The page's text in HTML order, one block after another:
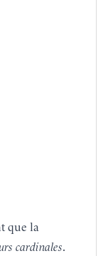
que la
cardinales.